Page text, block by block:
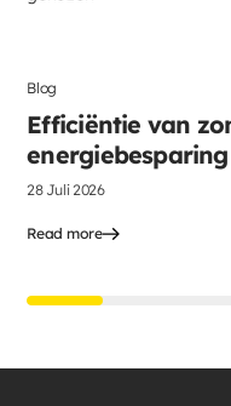
Zonnepanelen
Blog
Efficiëntie van
energiebesparing
28 Juli 2026
Read more